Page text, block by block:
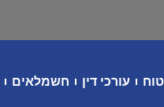
עורכי דין חשמלאים